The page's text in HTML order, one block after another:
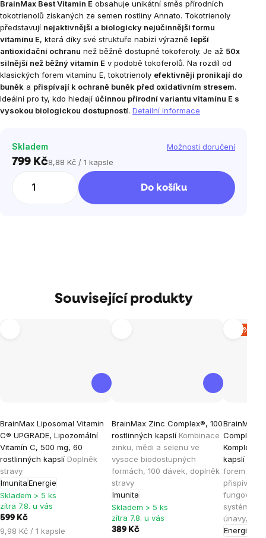
BrainMax Best Vitamin E obsahuje unikátní směs přírodních
tokotrienolů získaných ze semen rostliny Annato. Tokotrienoly
představují nejaktivnější a biologicky nejúčinnější formu
vitamínu E, která díky své struktuře nabízí výrazně lepší
antioxidační ochranu než běžně dostupné tokoferoly. Je až 50x
silnější než běžný vitamín E v podobě tokoferolů. Na rozdíl od
klasických forem vitamínu E, tokotrienoly efektivněji pronikají do
buněk a přispívají k ochraně buněk před oxidativním stresem.
Ideální pro ty, kdo hledají účinnou přírodní variantu vitamínu E s
vysokou biologickou dostupností. Detailní informace
Skladem Možnosti doručení
799 KčMěrná
8,88 Kč / 1 kapsle
Do košíku
Související produkty
BrainMax Liposomal Vitamin
C® UPGRADE, Lipozomální
Vitamín C, 500 mg, 60
rostlinných kapslí Doplněk
stravy
ImunitaEnergie
hodnocení
produktu
je
5,0
z
5
hvězdiček.
Skladem > 5 ks
zítra 7.8. u vás
599 Kč
Měrná
9,98 Kč / 1 kapsle
BrainMax Zinc Complex®, 100
rostlinných kapslí Kombinace
zinku, mědi a selenu ve
vysoce biodostupných
formách, 100 dávek, doplněk
stravy
Imunita
hodnocení
produktu
je
4,9
z
5
hvězdiček.
Skladem > 5 ks
zítra 7.8. u vás
389 Kč
–15 %
BrainMax
Complex®,
Komplex,
kapslí
forem
přispívá k
fungování
systému a
únavy,
Energie
produktu
je
5,0
z
5